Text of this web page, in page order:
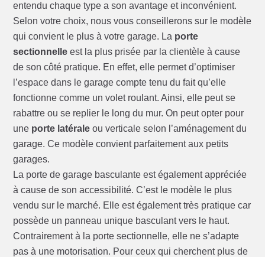
entendu chaque type a son avantage et inconvénient.
Selon votre choix, nous vous conseillerons sur le modèle
qui convient le plus à votre garage. La porte
sectionnelle est la plus prisée par la clientèle à cause
de son côté pratique. En effet, elle permet d’optimiser
l’espace dans le garage compte tenu du fait qu’elle
fonctionne comme un volet roulant. Ainsi, elle peut se
rabattre ou se replier le long du mur. On peut opter pour
une porte latérale ou verticale selon l’aménagement du
garage. Ce modèle convient parfaitement aux petits
garages.
La porte de garage basculante est également appréciée
à cause de son accessibilité. C’est le modèle le plus
vendu sur le marché. Elle est également très pratique car
possède un panneau unique basculant vers le haut.
Contrairement à la porte sectionnelle, elle ne s’adapte
pas à une motorisation. Pour ceux qui cherchent plus de